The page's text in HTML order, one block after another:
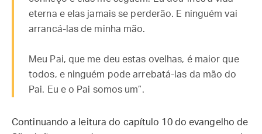
eterna e elas jamais se perderão. E ninguém vai
arrancá-las de minha mão.
Meu Pai, que me deu estas ovelhas, é maior que
todos, e ninguém pode arrebatá-las da mão do
Pai. Eu e o Pai somos um”.
Continuando a leitura do capítulo 10 do evangelho de